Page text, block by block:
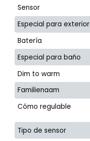
Sensor
Especial para exterior
Batería
Especial para baño
Dim to warm
Familienaam
Cómo regulable
Tipo de sensor